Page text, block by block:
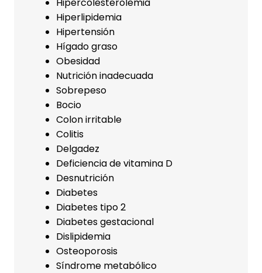
Hiperlipidemia
Hipertensión
Hígado graso
Obesidad
Nutrición inadecuada
Sobrepeso
Bocio
Colon irritable
Colitis
Delgadez
Deficiencia de vitamina D
Desnutrición
Diabetes
Diabetes tipo 2
Diabetes gestacional
Dislipidemia
Osteoporosis
Síndrome metabólico